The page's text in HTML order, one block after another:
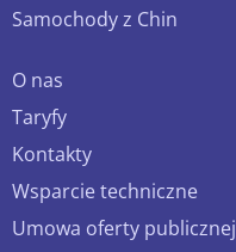
Samochody z Chin
O nas
Taryfy
Kontakty
Wsparcie techniczne
Umowa oferty publicznej